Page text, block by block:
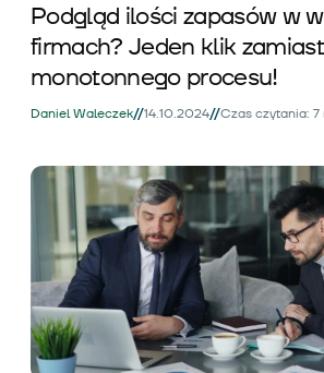
Podgląd ilości zapasów w
firmach? Jeden klik zamiast
monotonnego procesu!
Daniel Waleczek//14.10.2024//Czas czytania: 7